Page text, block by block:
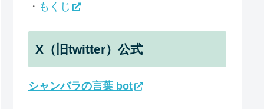
・ もくじ
X（旧twitter）公式
シャンバラの言葉 bot